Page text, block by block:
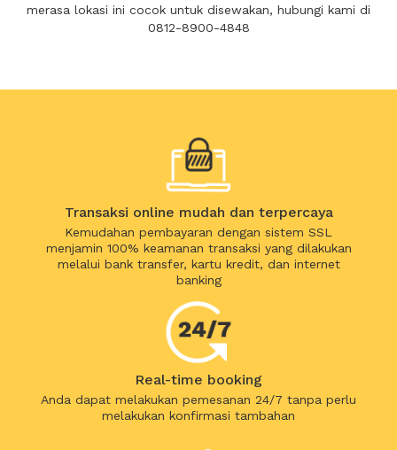
merasa lokasi ini cocok untuk disewakan, hubungi kami di
0812-8900-4848
Transaksi online mudah dan terpercaya
Kemudahan pembayaran dengan sistem SSL
menjamin 100% keamanan transaksi yang dilakukan
melalui bank transfer, kartu kredit, dan internet
banking
Real-time booking
Anda dapat melakukan pemesanan 24/7 tanpa perlu
melakukan konfirmasi tambahan